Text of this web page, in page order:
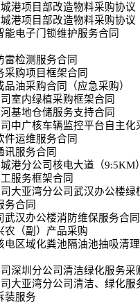
港项目部改造物料采购协议
港项目部改造物料采购协议
电子门锁维护服务合同
雷检测服务合同
采购项目框架合同
油采购合同（应急采购）
室内绿植采购框架合同
基地仓储服务支持合同
中广核车辆监控平台自主化
件运维服务合同
讯服务合同
港分公司核电大道（9:5KM
服务框架合同
大亚湾分公司武汉办公楼
务合同
武汉办公楼消防维保服务合同
农（副）产品采购
电区域化粪池隔油池抽吸清
深圳分公司清洁绿化服务采
大亚湾分公司清洁、绿化服
装服务